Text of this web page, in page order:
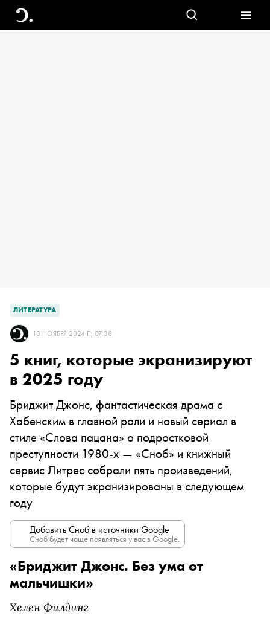
ЛИТЕРАТУРА
10 НОЯБРЯ 2024 Г., 07:38
5 книг, которые экранизируют
в 2025 году
Бриджит Джонс, фантастическая драма с
Хабенским в главной роли и новый сериал в
стиле «Слова пацана» о подростковой
преступности 1980-х — «Сноб» и книжный
сервис Литрес собрали пять произведений,
которые будут экранизированы в следующем
году
Добавить Сноб в источники Google
Сноб будет чаще появляться у вас в Google.
«Бриджит Джонс. Без ума от
мальчишки»
Хелен Филдинг